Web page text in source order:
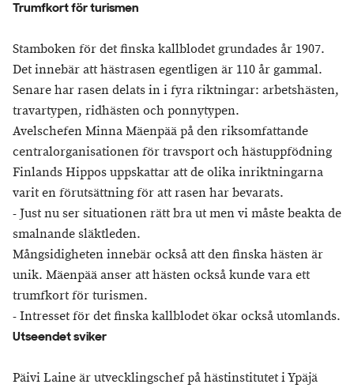
Trumfkort för turismen
Stamboken för det finska kallblodet grundades år 1907.
Det innebär att hästrasen egentligen är 110 år gammal.
Senare har rasen delats in i fyra riktningar: arbetshästen,
travartypen, ridhästen och ponnytypen.
Avelschefen Minna Mäenpää på den riksomfattande
centralorganisationen för travsport och hästuppfödning
Finlands Hippos uppskattar att de olika inriktningarna
varit en förutsättning för att rasen har bevarats.
- Just nu ser situationen rätt bra ut men vi måste beakta de
smalnande släktleden.
Mångsidigheten innebär också att den finska hästen är
unik. Mäenpää anser att hästen också kunde vara ett
trumfkort för turismen.
- Intresset för det finska kallblodet ökar också utomlands.
Utseendet sviker
Päivi Laine är utvecklingschef på hästinstitutet i Ypäjä